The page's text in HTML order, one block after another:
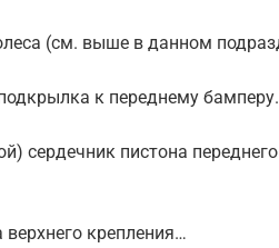
(см. выше в данном
к переднему бамперу.
сердечник пистона
крепления…